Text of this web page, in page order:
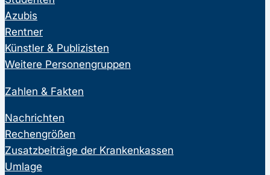
Azubis
Rentner
Künstler & Publizisten
Weitere Personengruppen
Zahlen & Fakten
Nachrichten
Rechengrößen
Zusatzbeiträge der Krankenkassen
Umlage